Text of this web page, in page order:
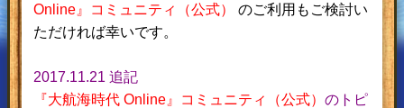
Online』コミュニティ（公式）
のご利用もご検討い
ただければ幸いです。
2017.11.21 追記
『大航海時代 Online』コミュニティ（公式） のトピ